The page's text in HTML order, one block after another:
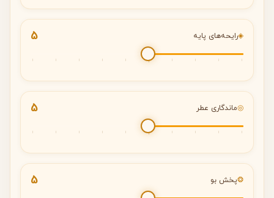
◈رایحه‌های پایه 5
◎ماندگاری عطر 5
❂پخش بو 5